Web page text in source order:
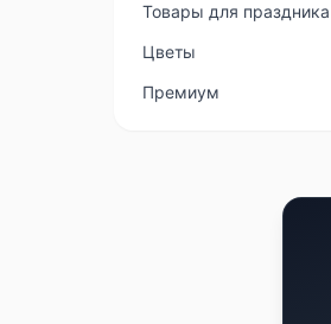
Товары для праздника
Цветы
Премиум